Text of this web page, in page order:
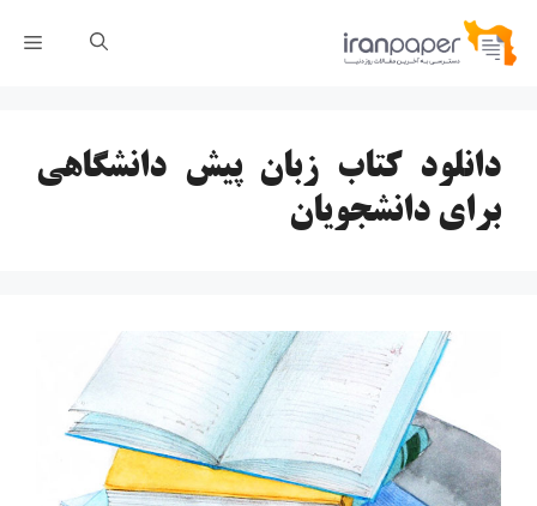
پرش
دانلود کتاب زبان پیش دانشگاهی
برای دانشجویان